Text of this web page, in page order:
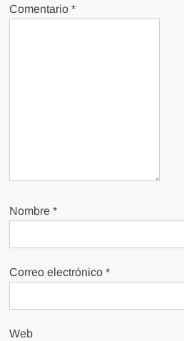
Comentario*
Nombre*
Correo electrónico*
Web